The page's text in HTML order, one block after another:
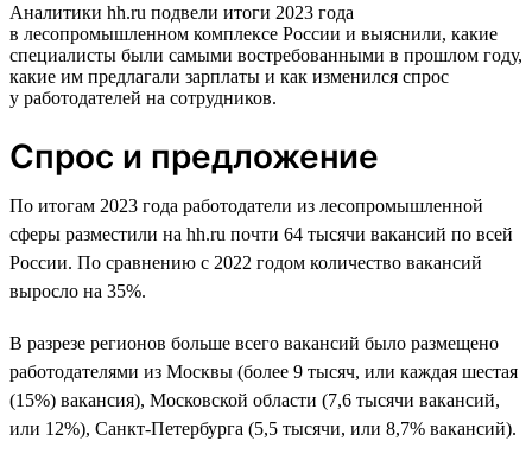
Аналитики hh.ru подвели итоги 2023 года
в лесопромышленном комплексе России и выяснили, какие
специалисты были самыми востребованными в прошлом году,
какие им предлагали зарплаты и как изменился спрос
у работодателей на сотрудников.
Спрос и предложение
По итогам 2023 года работодатели из лесопромышленной
сферы разместили на hh.ru почти 64 тысячи вакансий по всей
России. По сравнению с 2022 годом количество вакансий
выросло на 35%.
В разрезе регионов больше всего вакансий было размещено
работодателями из Москвы (более 9 тысяч, или каждая шестая
(15%) вакансия), Московской области (7,6 тысячи вакансий,
или 12%), Санкт-Петербурга (5,5 тысячи, или 8,7% вакансий).